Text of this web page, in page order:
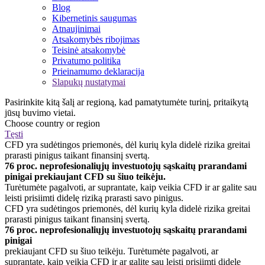
Blog
Kibernetinis saugumas
Atnaujinimai
Atsakomybės ribojimas
Teisinė atsakomybė
Privatumo politika
Prieinamumo deklaracija
Slapukų nustatymai
Pasirinkite kitą šalį ar regioną, kad pamatytumėte turinį, pritaikytą
jūsų buvimo vietai.
Choose country or region
Tęsti
CFD yra sudėtingos priemonės, dėl kurių kyla didelė rizika greitai
prarasti pinigus taikant finansinį svertą.
76 proc. neprofesionaliųjų investuotojų sąskaitų prarandami
pinigai prekiaujant CFD su šiuo teikėju.
Turėtumėte pagalvoti, ar suprantate, kaip veikia CFD ir ar galite sau
leisti prisiimti didelę riziką prarasti savo pinigus.
CFD yra sudėtingos priemonės, dėl kurių kyla didelė rizika greitai
prarasti pinigus taikant finansinį svertą.
76 proc. neprofesionaliųjų investuotojų sąskaitų prarandami
pinigai
prekiaujant CFD su šiuo teikėju. Turėtumėte pagalvoti, ar
suprantate, kaip veikia CFD ir ar galite sau leisti prisiimti didelę